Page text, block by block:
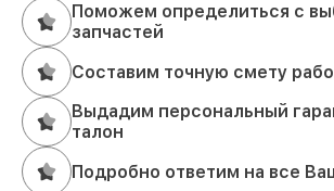
Поможем определиться с
запчастей
Составим точную смету
Выдадим персональный
талон
Подробно ответим на все